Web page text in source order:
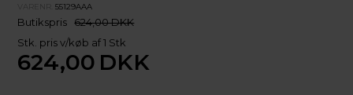
VARENR.55129AAA
Butikspris 624,00 DKK
Stk. pris v/køb af 1 Stk
624,00 DKK